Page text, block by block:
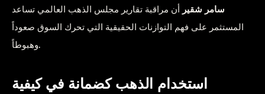
سامر شقير أن مراقبة تقارير مجلس الذهب العالمي تساعد
المستثمر على فهم التوازنات الحقيقية التي تحرك السوق صعوداً
وهبوطاً.
استخدام الذهب كضمانة في كيفية